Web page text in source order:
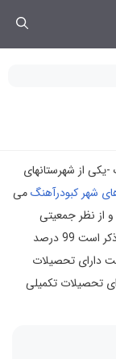
-یكی از شهرستانهای
شهر کبودرآهنگمی
از نظر جمعیتی
دومین روستای شهرستان کبودراهنگ می‌باشد. شایان ذکر است 99 درصد
و 40 درصد جمعیت دارای تحصیلات
نیز دارای تحصیلات تکمیلی